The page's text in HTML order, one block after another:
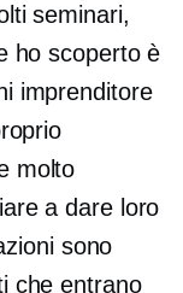
seminari,
ho scoperto è
imprenditore
molto
a dare loro
sono
che entrano